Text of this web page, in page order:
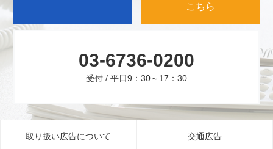
こちら
03-6736-0200
受付 / 平日9：30～17：30
取り扱い広告について 交通広告